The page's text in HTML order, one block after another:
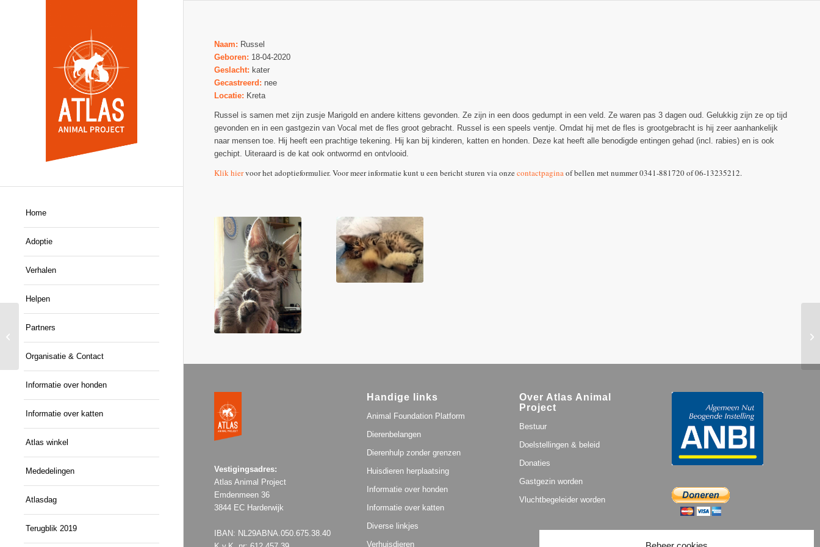
Home
Adoptie
Verhalen
Helpen
Partners
Organisatie & Contact
Informatie over honden
Informatie over katten
Atlas winkel
Mededelingen
Atlasdag
Terugblik 2019
Naam: Russel
Geboren: 18-04-2020
Geslacht: kater
Gecastreerd: nee
Locatie: Kreta
Russel is samen met zijn zusje Marigold en andere kittens gevonden. Ze zijn in een doos gedumpt in een veld. Ze waren pas 3 dagen oud. Gelukkig zijn ze op tijd
gevonden en in een gastgezin van Vocal met de fles groot gebracht. Russel is een speels ventje. Omdat hij met de fles is grootgebracht is hij zeer aanhankelijk
naar mensen toe. Hij heeft een prachtige tekening. Hij kan bij kinderen, katten en honden. Deze kat heeft alle benodigde entingen gehad (incl. rabies) en is ook
gechipt. Uiteraard is de kat ook ontwormd en ontvlooid.
Klik hiervoor het adoptieformulier. Voor meer informatie kunt u een bericht sturen via onzecontactpaginaof bellen met nummer 0341-881720 of 06-13235212.
Vestigingsadres:
Atlas Animal Project
Emdenmeen 36
3844 EC Harderwijk
IBAN: NL29ABNA.050.675.38.40
Handige links
Animal Foundation Platform
Dierenbelangen
Dierenhulp zonder grenzen
Huisdieren herplaatsing
Informatie over honden
Informatie over katten
Diverse linkjes
Verhuisdieren
Over Atlas Animal
Project
Bestuur
Doelstellingen & beleid
Donaties
Gastgezin worden
Vluchtbegeleider worden